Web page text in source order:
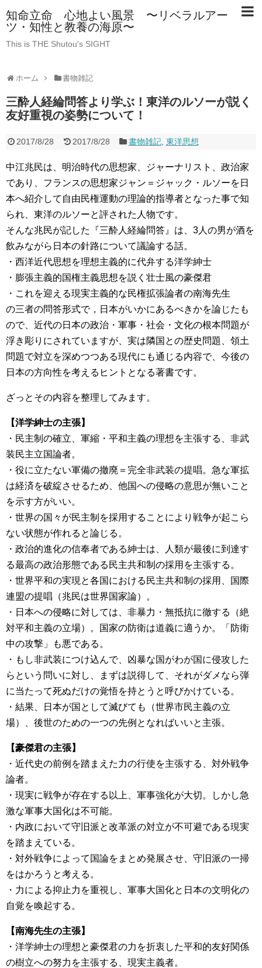
知命立命 心地よい風景 〜リベラルアー
ツ・知性と教養の海原〜
This is THE Shutou's SIGHT
ホーム 書物雑記
三酔人経綸問答より学ぶ！東洋のルソーが説く
友好重視の姿勢について！
2017/8/28 2017/8/28 書物雑記, 東洋思想
中江兆民は、明治時代の思想家、ジャーナリスト、政治家
であり、フランスの思想家ジャン＝ジャック・ルソーを日
本へ紹介して自由民権運動の理論的指導者となった事で知
られ、東洋のルソーと評された人物です。
そんな兆民が記した『三酔人経綸問答』は、3人の男が酒を
飲みながら日本の針路について議論する話。
・西洋近代思想を理想主義的に代弁する洋学紳士
・膨張主義的国権主義思想を説く壮士風の豪傑君
・これを迎える現実主義的な民権拡張論者の南海先生
の三者の問答形式で，日本がいかにあるべきかを論じたも
ので、近代の日本の政治・軍事・社会・文化の根本問題が
浮き彫りにされていますが、実は隣国との歴史問題、領土
問題で対立を深めつつある現代にも通じる内容で、今後の
日本の方向性を考えるヒントとなる著書です。
ざっとその内容を整理してみます。
【洋学紳士の主張】
・民主制の確立、軍縮・平和主義の理想を主張する、非武
装民主立国論者。
・役に立たない軍備の撤廃＝完全非武装の提唱。急な軍拡
は経済を破綻させるため、他国への侵略の意思が無いこと
を示す方がいい。
・世界の国々が民主制を採用することにより戦争が起こら
ない状態が作れると論じる。
・政治的進化の信奉者である紳士は、人類が最後に到達す
る最高の政治形態である民主共和制の採用を主張する。
・世界平和の実現と各国における民主共和制の採用、国際
連盟の提唱（兆民は世界国家論）。
・日本への侵略に対しては、非暴力・無抵抗に徹する（絶
対平和主義の立場）。国家の防衛は道義に適うか。「防衛
中の攻撃」も悪である。
・もし非武装につけ込んで、凶暴な国がわが国に侵攻した
らという問いに対し、まずは説得して、それがダメなら弾
に当たって死ぬだけの覚悟を持とうと呼びかけている。
・結果、日本が国として滅びても（世界市民主義の立
場）、後世のための一つの先例となればいいと主張。
【豪傑君の主張】
・近代史の前例を踏まえた力の行使を主張する、対外戦争
論者。
・現実に戦争が存在する以上、軍事強化が大切。しかし急
激な軍事大国化は不可能。
・内政において守旧派と改革派の対立が不可避である現実
を踏まえている。
・対外戦争によって国論をまとめ発展させ、守旧派の一掃
をはかろうと考える。
・力による抑止力を重視し、軍事大国化と日本の文明化の
自覚を喚起する。
【南海先生の主張】
・洋学紳士の理想と豪傑君の力を折衷した平和的友好関係
の樹立への努力を主張する、現実主義者。